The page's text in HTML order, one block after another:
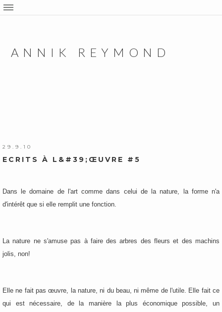
ANNIK REYMOND
29.9.10
ECRITS À L&#39;ŒUVRE #5
Dans le domaine de l'art comme dans celui de la nature, la forme n'a
d'intérêt que si elle remplit une fonction.
La nature ne s'amuse pas à faire des arbres des fleurs et des machins
jolis, non!
Elle ne fait pas œuvre, la nature, ni du beau, ni même de l'utile. Elle fait ce
qui est nécessaire, de la manière la plus économique possible, un